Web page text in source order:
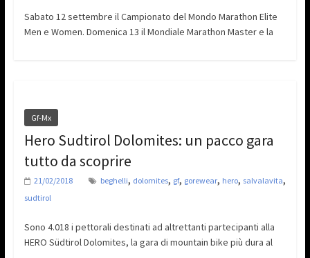
Sabato 12 settembre il Campionato del Mondo Marathon Elite
Men e Women. Domenica 13 il Mondiale Marathon Master e la
Gf-Mx
Hero Sudtirol Dolomites: un pacco gara
tutto da scoprire
21/02/2018 beghelli, dolomites, gf, gorewear, hero, salvalavita,
sudtirol
Sono 4.018 i pettorali destinati ad altrettanti partecipanti alla
HERO Südtirol Dolomites, la gara di mountain bike più dura al